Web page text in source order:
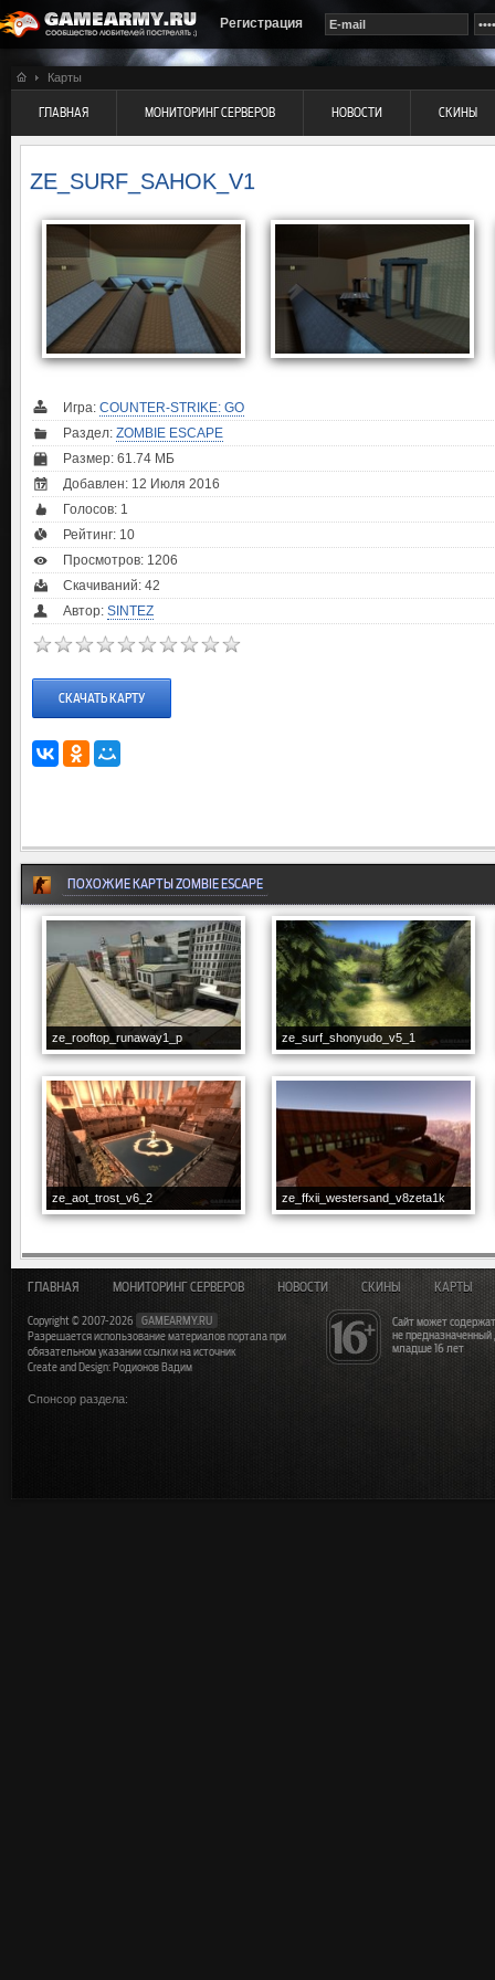
Регистрация
Карты
ГЛАВНАЯ МОНИТОРИНГ СЕРВЕРОВ НОВОСТИ СКИНЫ
ZE_SURF_SAHOK_V1
Игра: COUNTER-STRIKE: GO
Раздел: ZOMBIE ESCAPE
Размер: 61.74 МБ
Добавлен: 12 Июля 2016
Голосов: 1
Рейтинг: 10
Просмотров: 1206
Скачиваний: 42
Автор: SINTEZ
СКАЧАТЬ КАРТУ
ПОХОЖИЕ КАРТЫ ZOMBIE ESCAPE
ze_rooftop_runaway1_p ze_surf_shonyudo_v5_1
ze_aot_trost_v6_2 ze_ffxii_westersand_v8zeta1k
Сайт может
не
младше 16 лет
ГЛАВНАЯ МОНИТОРИНГ СЕРВЕРОВ НОВОСТИ СКИНЫ КАРТЫ
Copyright © 2007-2026
GAMEARMY.RU
Разрешается использование материалов портала при
обязательном указании ссылки на источник
Create and Design: Родионов Вадим
Спонсор раздела: